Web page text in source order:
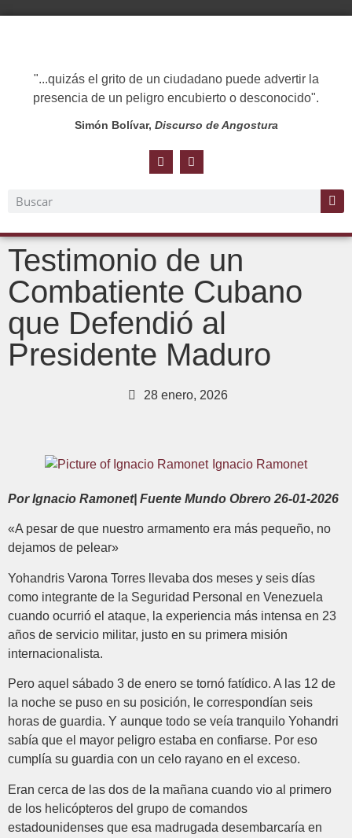
"...quizás el grito de un ciudadano puede advertir la
presencia de un peligro encubierto o desconocido".
Simón Bolívar, Discurso de Angostura
Testimonio de un
Combatiente Cubano
que Defendió al
Presidente Maduro
28 enero, 2026
Ignacio Ramonet
Por Ignacio Ramonet| Fuente Mundo Obrero 26-01-2026
«A pesar de que nuestro armamento era más pequeño, no
dejamos de pelear»
Yohandris Varona Torres llevaba dos meses y seis días
como integrante de la Seguridad Personal en Venezuela
cuando ocurrió el ataque, la experiencia más intensa en 23
años de servicio militar, justo en su primera misión
internacionalista.
Pero aquel sábado 3 de enero se tornó fatídico. A las 12 de
la noche se puso en su posición, le correspondían seis
horas de guardia. Y aunque todo se veía tranquilo Yohandri
sabía que el mayor peligro estaba en confiarse. Por eso
cumplía su guardia con un celo rayano en el exceso.
Eran cerca de las dos de la mañana cuando vio al primero
de los helicópteros del grupo de comandos
estadounidenses que esa madrugada desembarcaría en